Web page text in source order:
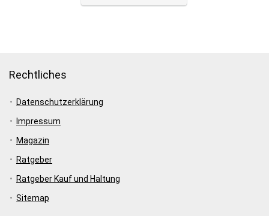
Rechtliches
Datenschutzerklärung
Impressum
Magazin
Ratgeber
Ratgeber Kauf und Haltung
Sitemap